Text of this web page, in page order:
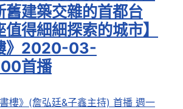
舊建築交雜的首都台
得細細探索的城市】
》2020-03-
首播
書樓》(詹弘廷&子鑫主持) 首播 週一